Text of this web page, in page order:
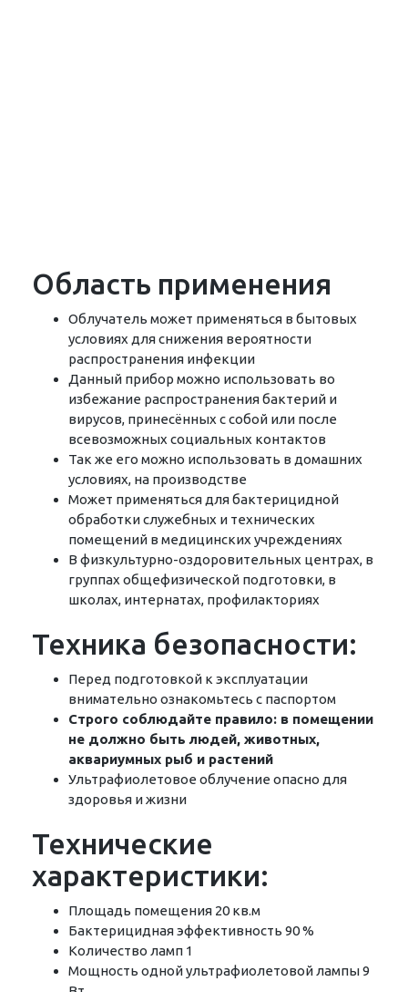
Область применения
Облучатель может применяться в бытовых
условиях для снижения вероятности
распространения инфекции
Данный прибор можно использовать во
избежание распространения бактерий и
вирусов, принесённых с собой или после
всевозможных социальных контактов
Так же его можно использовать в домашних
условиях, на производстве
Может применяться для бактерицидной
обработки служебных и технических
помещений в медицинских учреждениях
В физкультурно-оздоровительных центрах, в
группах общефизической подготовки, в
школах, интернатах, профилакториях
Техника безопасности:
Перед подготовкой к эксплуатации
внимательно ознакомьтесь с паспортом
Строго соблюдайте правило: в помещении
не должно быть людей, животных,
аквариумных рыб и растений
Ультрафиолетовое облучение опасно для
здоровья и жизни
Технические
характеристики:
Площадь помещения 20 кв.м
Бактерицидная эффективность 90 %
Количество ламп 1
Мощность одной ультрафиолетовой лампы 9